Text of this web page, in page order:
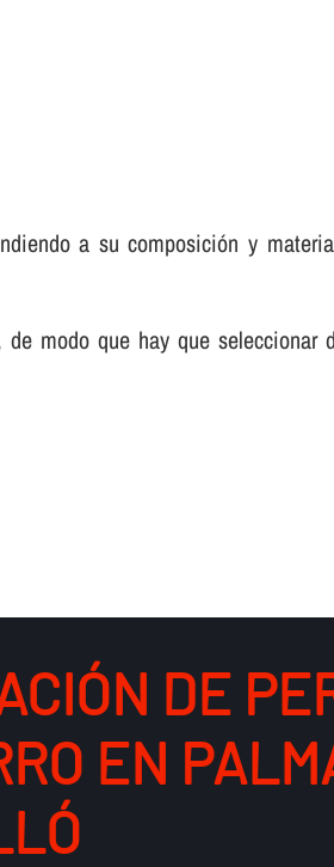
a su composición y
modo que hay que seleccionar
DE
EN